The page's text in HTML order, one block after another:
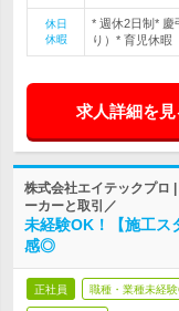
休日
休暇
* 週休2日制*
り）* 育児休暇
求人詳細を見
株式会社エイテックプロ
ーカーと取引／
未経験OK！【施工
感◎
正社員 職種・業種未経